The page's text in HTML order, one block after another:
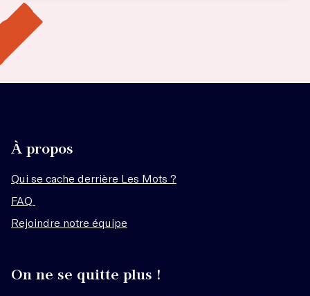
À propos
Qui se cache derrière Les Mots ?
FAQ
Rejoindre notre équipe
On ne se quitte plus !